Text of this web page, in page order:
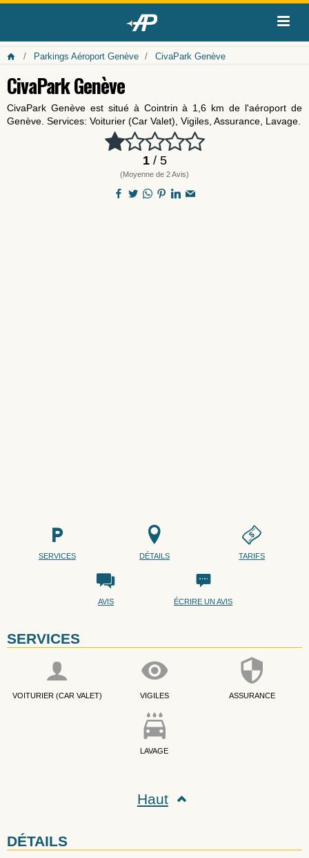
Parkings Aéroport Genève CivaPark Genève
CivaPark Genève
CivaPark Genève est situé à Cointrin à 1,6 km de l'aéroport de
Genève. Services: Voiturier (Car Valet), Vigiles, Assurance, Lavage.
1/ 5
(Moyenne de 2 Avis)
SERVICES DÉTAILS TARIFS
AVIS ÉCRIRE UN AVIS
SERVICES
VOITURIER (CAR VALET) VIGILES ASSURANCE
LAVAGE
Haut
DÉTAILS